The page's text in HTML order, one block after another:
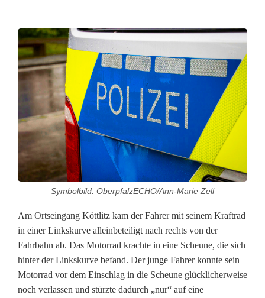
M
o
t
o
r
r
a
i
n
S
c
Symbolbild: OberpfalzECHO/Ann-Marie Zell
Am Ortseingang Köttlitz kam der Fahrer mit seinem Kraftrad
in einer Linkskurve alleinbeteiligt nach rechts von der
Fahrbahn ab. Das Motorrad krachte in eine Scheune, die sich
hinter der Linkskurve befand. Der junge Fahrer konnte sein
Motorrad vor dem Einschlag in die Scheune glücklicherweise
noch verlassen und stürzte dadurch „nur“ auf eine